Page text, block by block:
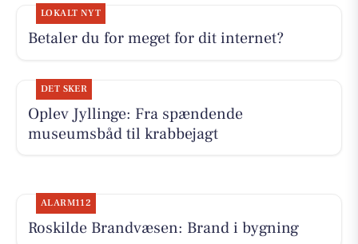
LOKALT NYT
Betaler du for meget for dit internet?
DET SKER
Oplev Jyllinge: Fra spændende
museumsbåd til krabbejagt
ALARM112
Roskilde Brandvæsen: Brand i bygning